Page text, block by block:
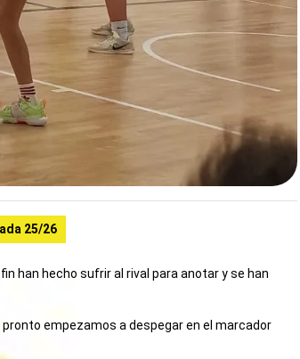
25/26
han hecho sufrir al rival para anotar y se han
empezamos a despegar en el marcador